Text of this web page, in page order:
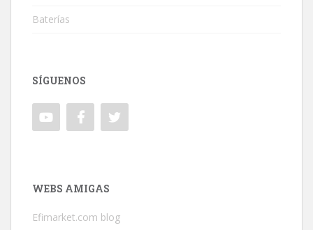
Baterías
SÍGUENOS
WEBS AMIGAS
Efimarket.com blog